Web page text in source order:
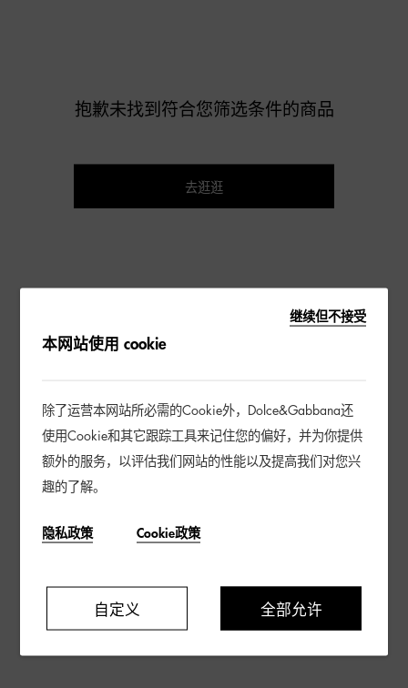
抱歉未找到符合您筛选条件的商品
去逛逛
继续但不接受
本网站使用 cookie
除了运营本网站所必需的Cookie外，Dolce&Gabbana还
使用Cookie和其它跟踪工具来记住您的偏好，并为你提供
额外的服务，以评估我们网站的性能以及提高我们对您兴
趣的了解。
隐私政策 Cookie政策
自定义 全部允许